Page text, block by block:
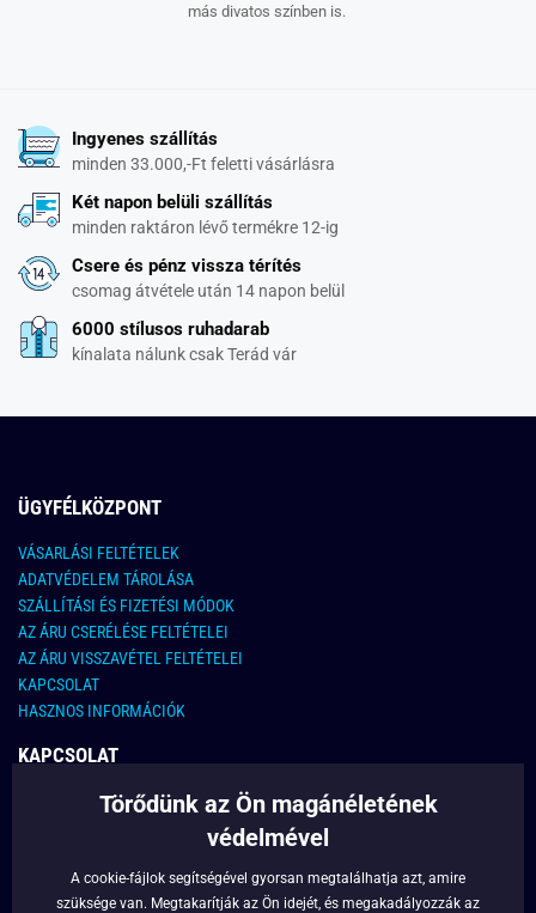
más divatos színben is.
Ingyenes szállítás
minden 33.000,-Ft feletti vásárlásra
Két napon belüli szállítás
minden raktáron lévő termékre 12-ig
Csere és pénz vissza térítés
csomag átvétele után 14 napon belül
6000 stílusos ruhadarab
kínalata nálunk csak Terád vár
ÜGYFÉLKÖZPONT
VÁSARLÁSI FELTÉTELEK
ADATVÉDELEM TÁROLÁSA
SZÁLLÍTÁSI ÉS FIZETÉSI MÓDOK
AZ ÁRU CSERÉLÉSE FELTÉTELEI
AZ ÁRU VISSZAVÉTEL FELTÉTELEI
KAPCSOLAT
HASZNOS INFORMÁCIÓK
KAPCSOLAT
E-MAIL CÍM:
FONTOS INFORMÁCIÓK
Törődünk az Ön magánéletének
védelmével
A cookie-fájlok segítségével gyorsan megtalálhatja azt, amire
szüksége van. Megtakarítják az Ön idejét, és megakadályozzák az